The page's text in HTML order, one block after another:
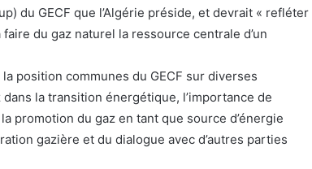
du GECF que l’Algérie préside, et devrait « refléter
du gaz naturel la ressource centrale d’un
position communes du GECF sur diverses
la transition énergétique, l’importance de
promotion du gaz en tant que source d’énergie
gazière et du dialogue avec d’autres parties